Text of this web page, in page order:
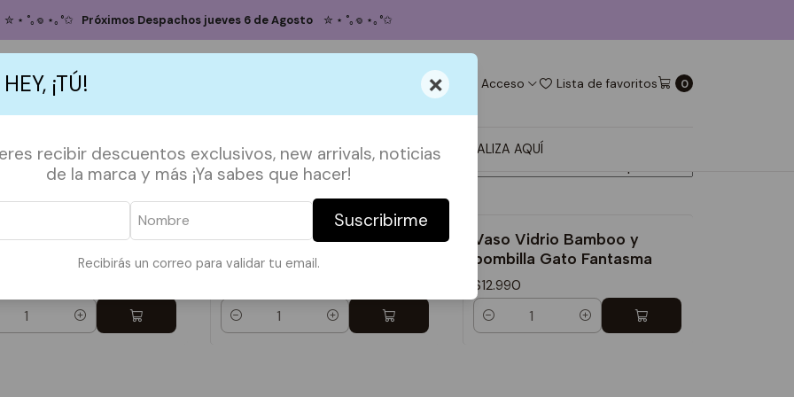
¡TÚ! ×
recibir descuentos exclusivos, new arrivals, noticias
de la marca y más ¡Ya sabes que hacer!
Suscribirme
Recibirás un correo para validar tu email.
Acceso Lista de favoritos 0
ACCESORIOS POLERAS POLERONES TAZAS PAPELERÍA & DECOPERSONALIZA AQUÍ
✮ ⋆ ˚｡𖦹 ⋆｡°✩ Próximos Despachos jueves 6 de Agosto ✮ ⋆ ˚｡𖦹 ⋆｡°✩
Inicio TAZAS VASOS VIDRIO
Vidrio Bamboo y
The Grinch Pink
Vaso Vidrio Bamboo y
bombilla Halloween cutie
Cantidad
Vaso Vidrio Bamboo y
bombilla Gato Fantasma
$12.990
Cantidad